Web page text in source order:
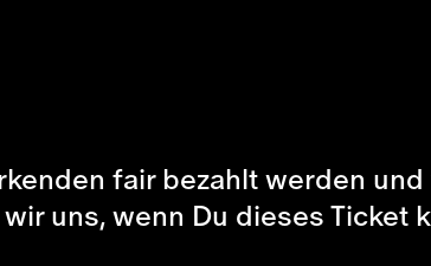
fair bezahlt werden
uns, wenn Du dieses Ticket